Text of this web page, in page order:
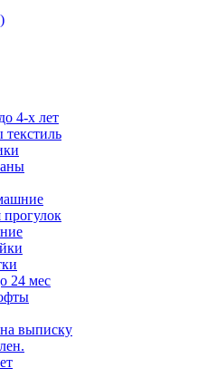
4-х лет
24 мес
выписку